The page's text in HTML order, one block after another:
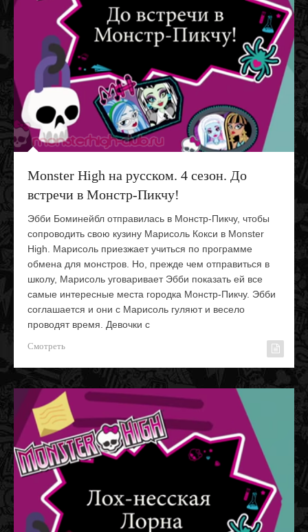
Monster High на русском. 4 сезон. До
встречи в Монстр-Пикчу!
Эбби Боминейбл отправилась в Монстр-Пикчу, чтобы
сопроводить свою кузину Марисоль Кокси в Monster
High. Марисоль приезжает учиться по программе
обмена для монстров. Но, прежде чем отправиться в
школу, Марисоль уговаривает Эбби показать ей все
самые интересные места городка Монстр-Пикчу. Эбби
соглашается и они с Марисоль гуляют и весело
проводят время. Девочки с
Смотреть